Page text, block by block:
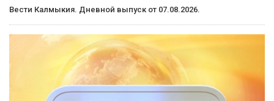
Вести Калмыкия. Дневной выпуск от 07.08.2026.